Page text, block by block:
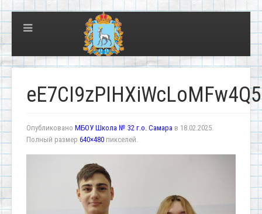
Опубликовано МБОУ Школа № 32 г.о. Самара в 18.02.2025.
Полный размер 640×480 пикселей.